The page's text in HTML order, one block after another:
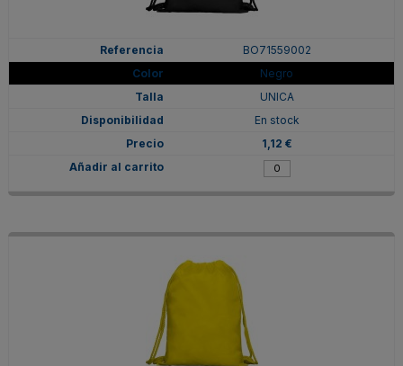
BO71559002
Negro
UNICA
En stock
1,12 €